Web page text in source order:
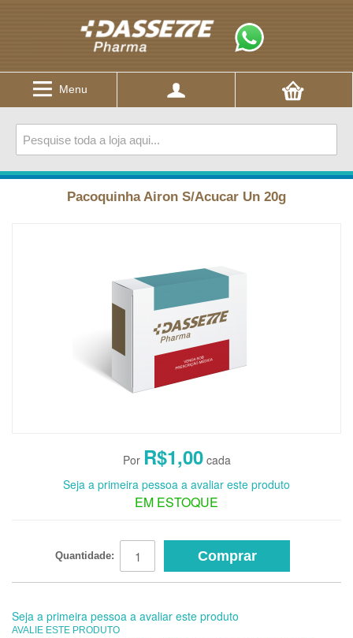
Menu
Pacoquinha Airon S/Acucar Un 20g
R$1,00
Seja a primeira pessoa a avaliar este produto
EM ESTOQUE
Quantidade: Comprar
Seja a primeira pessoa a avaliar este produto
AVALIE ESTE PRODUTO